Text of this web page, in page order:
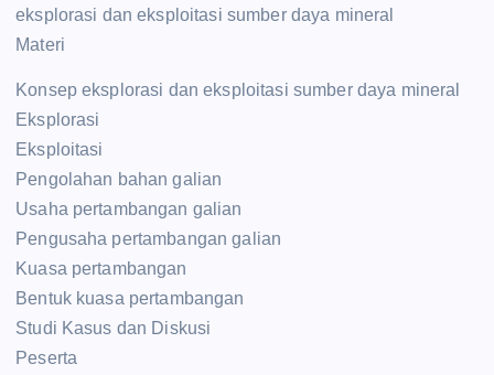
eksplorasi dan eksploitasi sumber daya mineral
Materi
Konsep eksplorasi dan eksploitasi sumber daya mineral
Eksplorasi
Eksploitasi
Pengolahan bahan galian
Usaha pertambangan galian
Pengusaha pertambangan galian
Kuasa pertambangan
Bentuk kuasa pertambangan
Studi Kasus dan Diskusi
Peserta